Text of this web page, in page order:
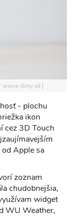
www.fony.sk
- plochu
ikon
cez 3D Touch
Apple sa
zoznam
chudobnejšia,
widget
WU Weather,